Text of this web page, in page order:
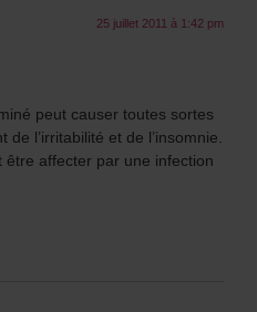
25 juillet 2011 à 1:42 pm
peut causer toutes sortes
l’irritabilité et de l’insomnie.
affecter par une infection